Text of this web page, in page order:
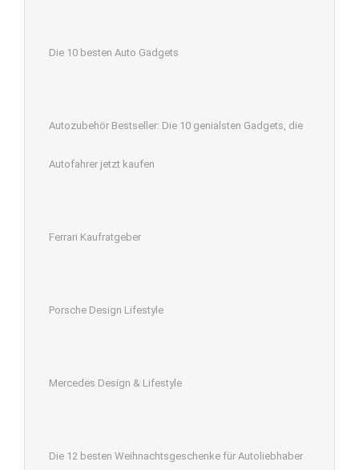
Die 10 besten Auto Gadgets
Autozubehör Bestseller: Die 10 genialsten Gadgets, die
Autofahrer jetzt kaufen
Ferrari Kaufratgeber
Porsche Design Lifestyle
Mercedes Design & Lifestyle
Die 12 besten Weihnachtsgeschenke für Autoliebhaber